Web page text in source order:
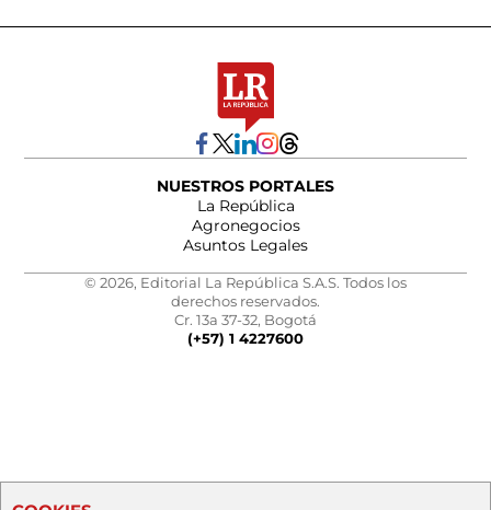
NUESTROS PORTALES
La República
Agronegocios
Asuntos Legales
© 2026, Editorial La República S.A.S. Todos los
derechos reservados.
Cr. 13a 37-32, Bogotá
(+57) 1 4227600